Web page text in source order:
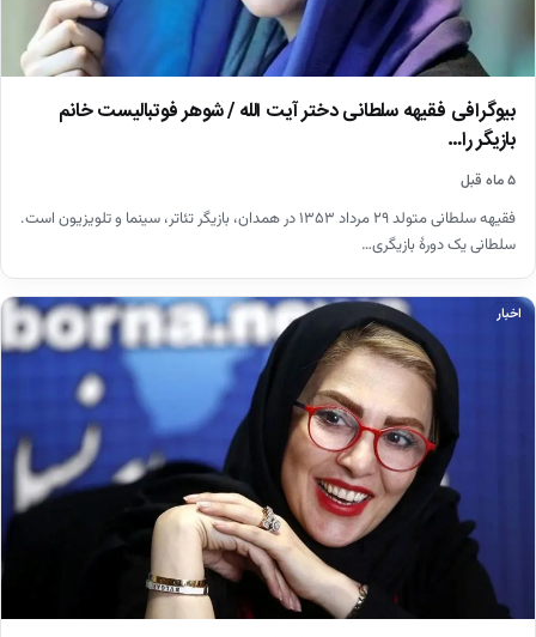
بیوگرافی فقیهه سلطانی دختر آیت الله / شوهر فوتبالیست خانم
بازیگر را…
۵ ماه قبل
فقیهه سلطانی متولد ۲۹ مرداد ۱۳۵۳ در همدان، بازیگر تئاتر، سینما و تلویزیون است.
سلطانی یک دورهٔ بازیگری…
اخبار